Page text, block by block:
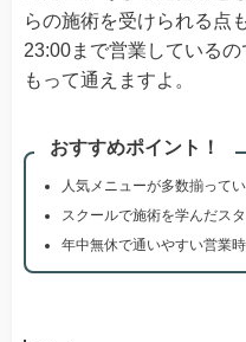
らの施術を受けられる点
23:00まで営業している
もって通えますよ。
おすすめポイント！
人気メニューが多数揃って
スクールで施術を学んだス
年中無休で通いやすい営業